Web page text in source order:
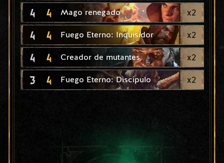
4 4 Mago renegado x2
4 4 Fuego Eterno: Inquisidor x2
4 4 Creador de mutantes x2
3 4 Fuego Eterno: Discípulo x2